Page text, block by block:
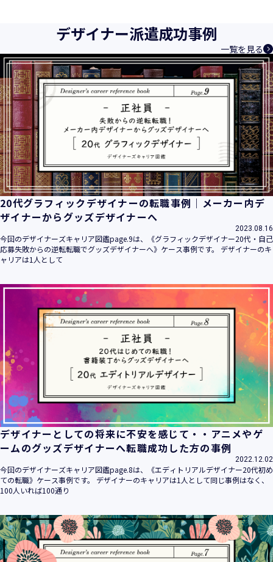
様、お取引先関係者の個人情報及び特定個人情報などを、人
材派遣サービス、人材紹介サービス、請負サービス、その
他、利用者の皆さまの「活躍の場の創造」と「就業の機会の
創出」に利用しています。また、従業者の情報及び特定個人
情報などを従業者管理に利用します。これらから当社にとっ
て個人情報及び特定個人情報の保護が重大な責務であると同
時に、個人情報などの保護を徹底することは企業の社会的責
務と認識しております。そこで、個人情報保護理念と自ら定
めた行動規範に基づき、社会的使命を十分に認識し、本人の
権利の保護、個人情報に関する法規制等を遵守致します。
また、以下に示す方針を具現化するための個人情報保護マネ
ジメントシステムを構築し、最新のＩＴ技術の動向、社会的
要請の変化、経営環境の変動等を常に認識しながら、その継
続的改善に、全社を挙げて取り組むことをここに宣言致しま
す。
当社は、事業の目的に適切な個人情報の取得・利用及び提供
を行い、特定された利用目的の達成に必要な範囲を超えた個
人情報の取扱いを行いません。また、そのための措置を講じ
当社は個人情報の取扱いに関する法令、国が定める指針その
他の規範を遵守致します。
当社は個人情報の漏えい、滅失、き損などのリスクに対して
は、合理的な安全対策を講じて防止する規程、体制を構築
し、継続的に向上させていきます。また、万一の際には速や
かに是正措置を講じます。
当社は個人情報取扱いに関する苦情及び相談に対しては、迅
速かつ誠実に対応致します。
個人情報保護マネジメントシステムは、当社を取り巻く環境
の変化と実情を踏まえ、適時・適切に見直して継続的に改善
をはかっていきます。
個人情報保護方針に関するお問合せ先 兼 個人情報に関する苦
情・相談窓口
株式会社 ユウクリ 個人情報保護管理責任者 安部 洋平
〒151-0073 東京都渋谷区笹塚1-55-7 マルエスファーストビ
ル 7F
info@y-create.co.jp
電話番号：03-6712-7970（土日休日を除く9:00～18:00）
デザイナー派遣成功事例
一覧を見る
20代グラフィックデザイナーの転職事例｜メーカー内デ
ザイナーからグッズデザイナーへ
2023.08.16
今回のデザイナーズキャリア図鑑page.9は、《グラフィックデザイナー20代・自己
応募失敗からの逆転転職でグッズデザイナーへ》ケース事例です。 デザイナーのキ
ャリアは1人として
デザイナーとしての将来に不安を感じて・・アニメやゲ
ームのグッズデザイナーへ転職成功した方の事例
2022.12.02
今回のデザイナーズキャリア図鑑page.8は、《エディトリアルデザイナー20代初め
ての転職》ケース事例です。 デザイナーのキャリアは1人として同じ事例はなく、
100人いれば100通り